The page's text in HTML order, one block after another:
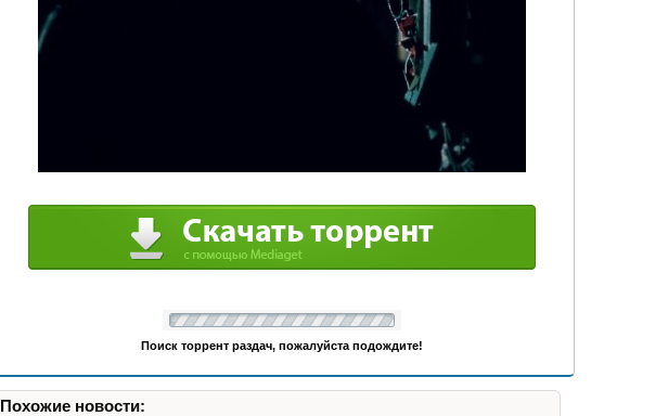
Поиск торрент раздач, пожалуйста подождите!
Похожие новости: